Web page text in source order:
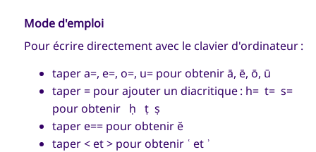
Mode d'emploi
Pour écrire directement avec le clavier d'ordinateur :
taper a=, e=, o=, u= pour obtenir ā, ē, ō, ū
taper = pour ajouter un diacritique : h= t= s=
pour obtenir ḥ ṭ ṣ
taper e== pour obtenirĕ
taper < et > pour obtenir ʿ et ʾ